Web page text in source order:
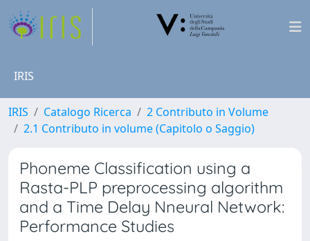
IRIS
IRIS Catalogo Ricerca
2 Contributo in Volume
2.1 Contributo in volume (Capitolo o Saggio)
Phoneme Classification using a
Rasta-PLP preprocessing algorithm
and a Time Delay Nneural Network:
Performance Studies